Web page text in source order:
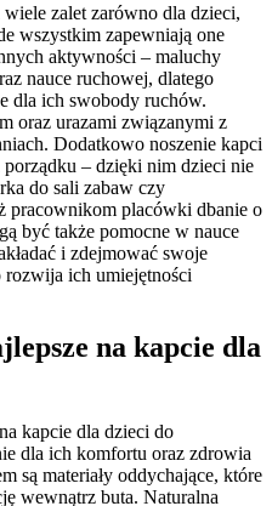
zalet zarówno dla dzieci,
wszystkim zapewniają one
aktywności – maluchy
nauce ruchowej, dlatego
dla ich swobody ruchów.
oraz urazami związanymi z
Dodatkowo noszenie kapci
– dzięki nim dzieci nie
do sali zabaw czy
pracownikom placówki dbanie o
być także pomocne w nauce
i zdejmować swoje
rozwija ich umiejętności
na kapcie dla
kapcie dla dzieci do
dla ich komfortu oraz zdrowia
są materiały oddychające, które
wewnątrz buta. Naturalna